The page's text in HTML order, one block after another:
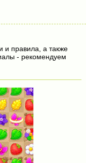
и правила, а также
- рекомендуем